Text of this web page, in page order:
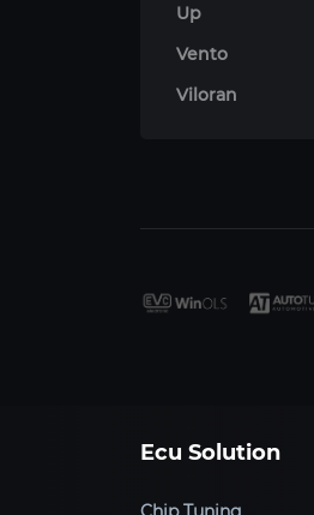
Up
Vento
Viloran
Ecu Solution